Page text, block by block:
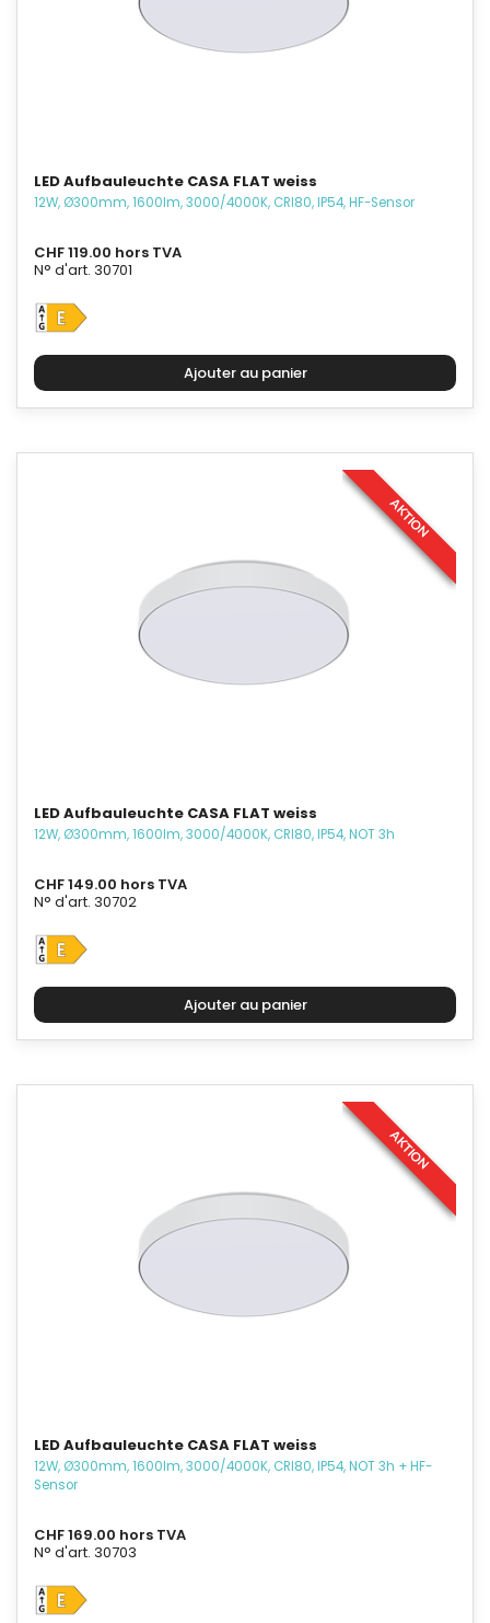
LED Aufbauleuchte CASA FLAT weiss
12W, Ø300mm, 1600lm, 3000/4000K, CRI80, IP54, HF-Sensor
CHF 119.00 hors TVA
N° d'art. 30701
AKTION
LED Aufbauleuchte CASA FLAT weiss
12W, Ø300mm, 1600lm, 3000/4000K, CRI80, IP54, NOT 3h
CHF 149.00 hors TVA
N° d'art. 30702
AKTION
LED Aufbauleuchte CASA FLAT weiss
12W, Ø300mm, 1600lm, 3000/4000K, CRI80, IP54, NOT 3h + HF-
Sensor
CHF 169.00 hors TVA
N° d'art. 30703